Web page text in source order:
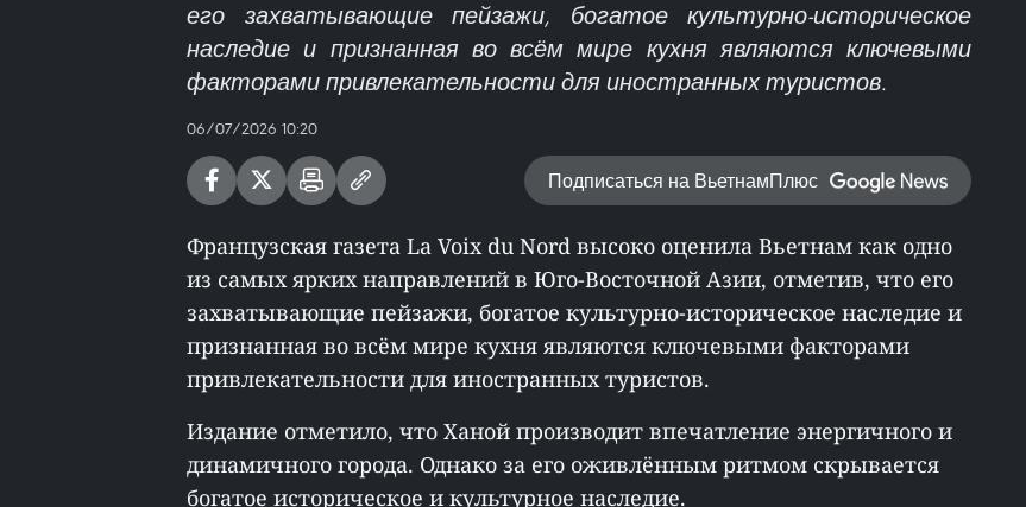
его захватывающие пейзажи, богатое культурно-историческое
наследие и признанная во всём мире кухня являются ключевыми
факторами привлекательности для иностранных туристов.
06/07/2026 10:20
Подписаться на ВьетнамПлюс
Французская газета La Voix du Nord высоко оценила Вьетнам как одно
из самых ярких направлений в Юго-Восточной Азии, отметив, что его
захватывающие пейзажи, богатое культурно-историческое наследие и
признанная во всём мире кухня являются ключевыми факторами
привлекательности для иностранных туристов.
Издание отметило, что Ханой производит впечатление энергичного и
динамичного города. Однако за его оживлённым ритмом скрывается
богатое историческое и культурное наследие.